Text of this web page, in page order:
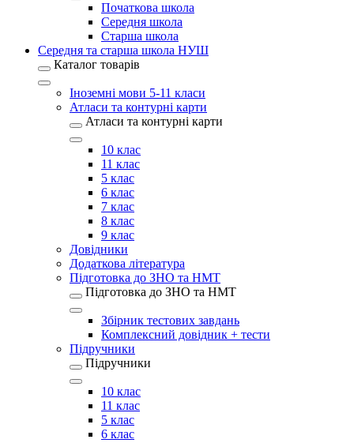
Початкова школа
Середня школа
Старша школа
Середня та старша школа НУШ
Каталог товарів
Іноземні мови 5-11 класи
Атласи та контурні карти
Атласи та контурні карти
10 клас
11 клас
5 клас
6 клас
7 клас
8 клас
9 клас
Довідники
Додаткова література
Підготовка до ЗНО та НМТ
Підготовка до ЗНО та НМТ
Збірник тестових завдань
Комплексний довідник + тести
Підручники
Підручники
10 клас
11 клас
5 клас
6 клас